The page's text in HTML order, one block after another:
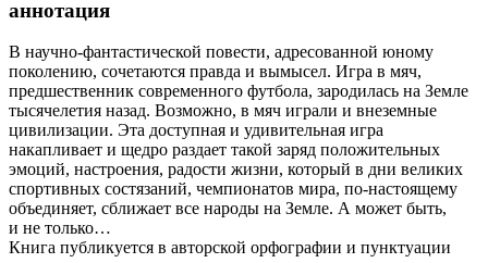
аннотация
В научно-фантастической повести, адресованной юному
поколению, сочетаются правда и вымысел. Игра в мяч,
предшественник современного футбола, зародилась на Земле
тысячелетия назад. Возможно, в мяч играли и внеземные
цивилизации. Эта доступная и удивительная игра
накапливает и щедро раздает такой заряд положительных
эмоций, настроения, радости жизни, который в дни великих
спортивных состязаний, чемпионатов мира, по-настоящему
объединяет, сближает все народы на Земле. А может быть,
и не только…
Книга публикуется в авторской орфографии и пунктуации